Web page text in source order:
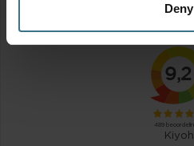
Deny